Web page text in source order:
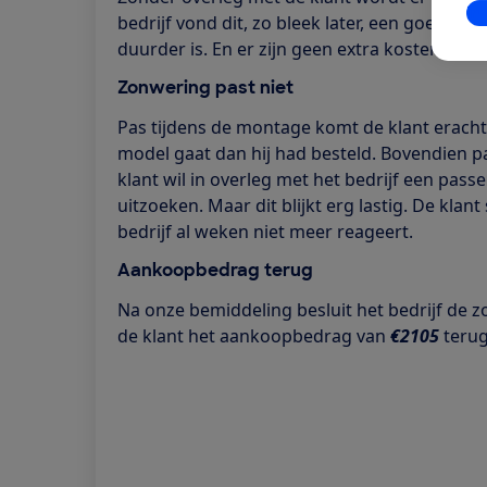
bedrijf vond dit, zo bleek later, een goede
duurder is. En er zijn geen extra kosten in
Zonwering past niet
Pas tijdens de montage komt de klant
model gaat dan hij had besteld. Bovendien
klant wil in overleg met het bedrijf een
uitzoeken. Maar dit blijkt erg lastig. De
bedrijf al weken niet meer reageert.
Aankoopbedrag terug
Na onze bemiddeling besluit het bedrijf de
de klant het aankoopbedrag van €2105